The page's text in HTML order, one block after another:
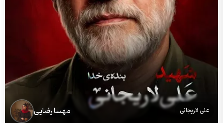
علی لاریجانی مهسا رضایی